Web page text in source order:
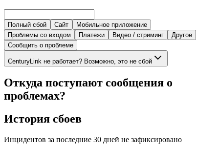
Полный сбой Сайт
Мобильное приложение
Проблемы со входом
Платежи Видео / стриминг
Другое
Сообщить о проблеме
CenturyLink не работает? Возможно, это не сбой
Откуда поступают сообщения о
проблемах?
История сбоев
Инцидентов за последние 30 дней не зафиксировано